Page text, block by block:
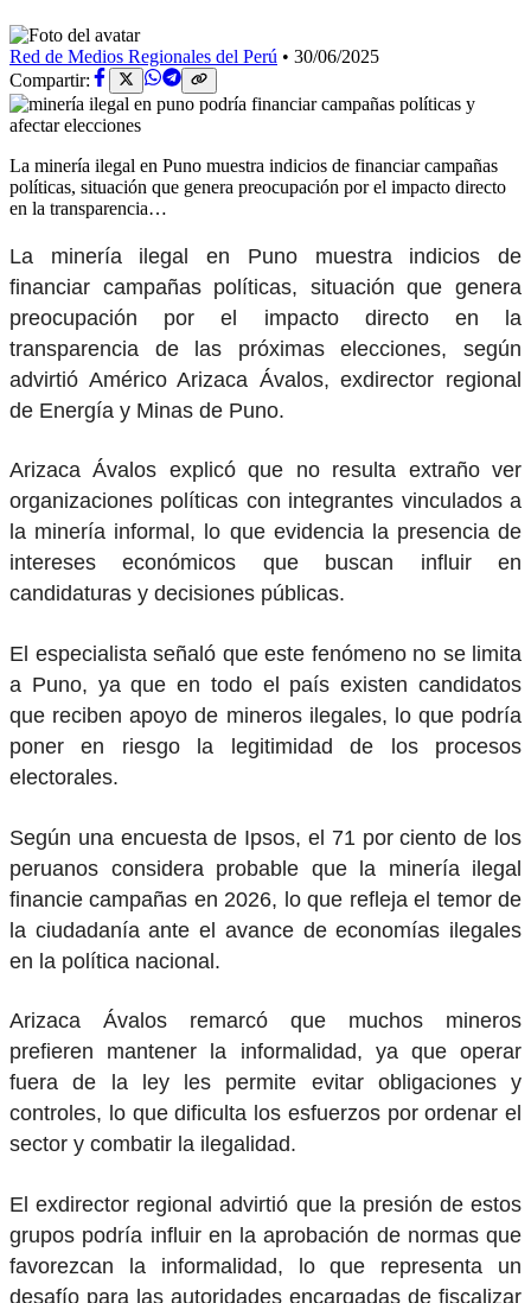
Red de Medios Regionales del Perú • 30/06/2025
Compartir:
La minería ilegal en Puno muestra indicios de financiar campañas
políticas, situación que genera preocupación por el impacto directo
en la transparencia…
La minería ilegal en Puno muestra indicios de
financiar campañas políticas, situación que genera
preocupación por el impacto directo en la
transparencia de las próximas elecciones, según
advirtió Américo Arizaca Ávalos, exdirector regional
de Energía y Minas de Puno.
Arizaca Ávalos explicó que no resulta extraño ver
organizaciones políticas con integrantes vinculados a
la minería informal, lo que evidencia la presencia de
intereses económicos que buscan influir en
candidaturas y decisiones públicas.
El especialista señaló que este fenómeno no se limita
a Puno, ya que en todo el país existen candidatos
que reciben apoyo de mineros ilegales, lo que podría
poner en riesgo la legitimidad de los procesos
electorales.
Según una encuesta de Ipsos, el 71 por ciento de los
peruanos considera probable que la minería ilegal
financie campañas en 2026, lo que refleja el temor de
la ciudadanía ante el avance de economías ilegales
en la política nacional.
Arizaca Ávalos remarcó que muchos mineros
prefieren mantener la informalidad, ya que operar
fuera de la ley les permite evitar obligaciones y
controles, lo que dificulta los esfuerzos por ordenar el
sector y combatir la ilegalidad.
El exdirector regional advirtió que la presión de estos
grupos podría influir en la aprobación de normas que
favorezcan la informalidad, lo que representa un
desafío para las autoridades encargadas de fiscalizar